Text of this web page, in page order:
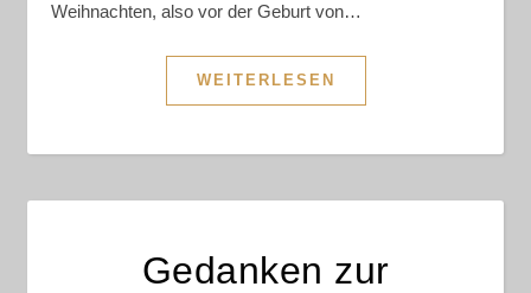
Weihnachten, also vor der Geburt von…
WEITERLESEN
Gedanken zur